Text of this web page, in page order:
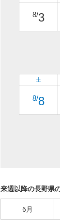
8/3
土
8/8
来週以降の長野県
6月